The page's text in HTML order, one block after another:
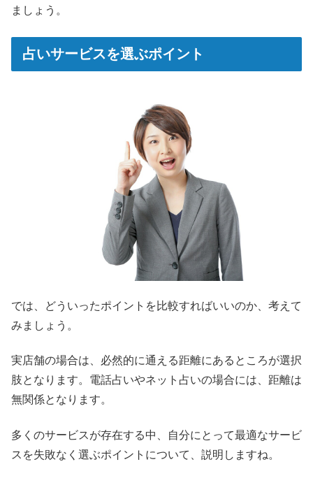
ましょう。
占いサービスを選ぶポイント
では、どういったポイントを比較すればいいのか、考えて
みましょう。
実店舗の場合は、必然的に通える距離にあるところが選択
肢となります。電話占いやネット占いの場合には、距離は
無関係となります。
多くのサービスが存在する中、自分にとって最適なサービ
スを失敗なく選ぶポイントについて、説明しますね。